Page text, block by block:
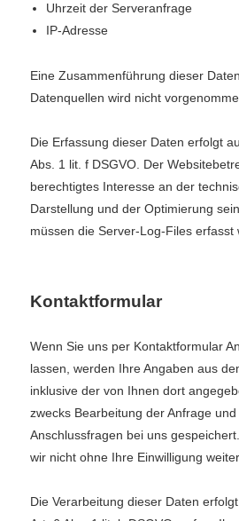
Uhrzeit der Serveranfrage
IP-Adresse
Eine Zusammenführung dieser
Datenquellen wird nicht
Die Erfassung dieser Daten erfolgt
Abs. 1 lit. f DSGVO. Der
berechtigtes Interesse an der
Darstellung und der Optimierung
müssen die Server-Log-Files erfasst
Kontaktformular
Wenn Sie uns per Kontaktformular
lassen, werden Ihre Angaben aus
inklusive der von Ihnen dort
zwecks Bearbeitung der Anfrage
Anschlussfragen bei uns
wir nicht ohne Ihre Einwilligung weiter.
Die Verarbeitung dieser Daten